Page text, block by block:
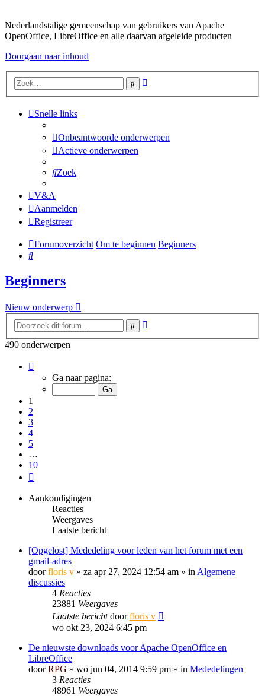
Nederlandstalige gemeenschap van gebruikers van Apache
OpenOffice, LibreOffice en alle daarvan afgeleide producten
Doorgaan naar inhoud
Zoek
Snelle links
Onbeantwoorde onderwerpen
Actieve onderwerpen
Zoek
V&A
Aanmelden
Registreer
Forumoverzicht Om te beginnen Beginners
Zoek
Beginners
Nieuw onderwerp
Zoek
490 onderwerpen
van
Ga naar pagina:
1
2
3
4
5
…
10
Aankondigingen
Reacties
Weergaves
Laatste bericht
[Opgelost] Mededeling voor leden van het forum met een
gmail-adres
doorfloris v » za apr 27, 2024 12:54 am » in Algemene
discussies
4 Reacties
23881 Weergaves
Laatste berichtdoorfloris v
wo okt 23, 2024 6:45 pm
De nieuwste downloads voor Apache OpenOffice en
LibreOffice
doorRPG » wo jun 04, 2014 9:59 pm » in Mededelingen
3 Reacties
48961 Weergaves